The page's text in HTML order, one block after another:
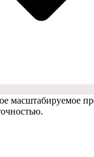
масштабируемое